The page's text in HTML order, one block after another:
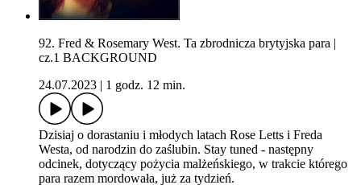
92. Fred & Rosemary West. Ta zbrodnicza brytyjska para |
cz.1 BACKGROUND
24.07.2023
1 godz. 12 min.
Dzisiaj o dorastaniu i młodych latach Rose Letts i Freda
Westa, od narodzin do zaślubin. Stay tuned - następny
odcinek, dotyczący pożycia malżeńskiego, w trakcie którego
para razem mordowała, już za tydzień.